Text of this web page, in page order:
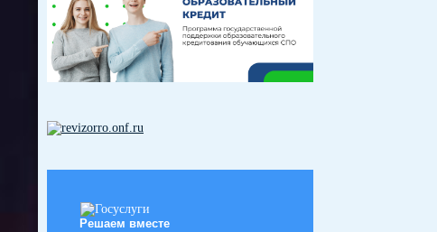
Решаем вместе